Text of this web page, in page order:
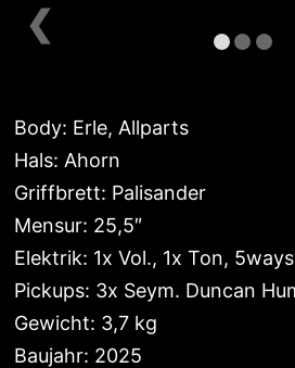
❮
Body: Erle, Allparts
Hals: Ahorn
Griffbrett: Palisander
Mensur: 25,5″
Elektrik: 1x Vol., 1x Ton,
Pickups: 3x Seym. Duncan
Gewicht: 3,7 kg
Baujahr: 2025